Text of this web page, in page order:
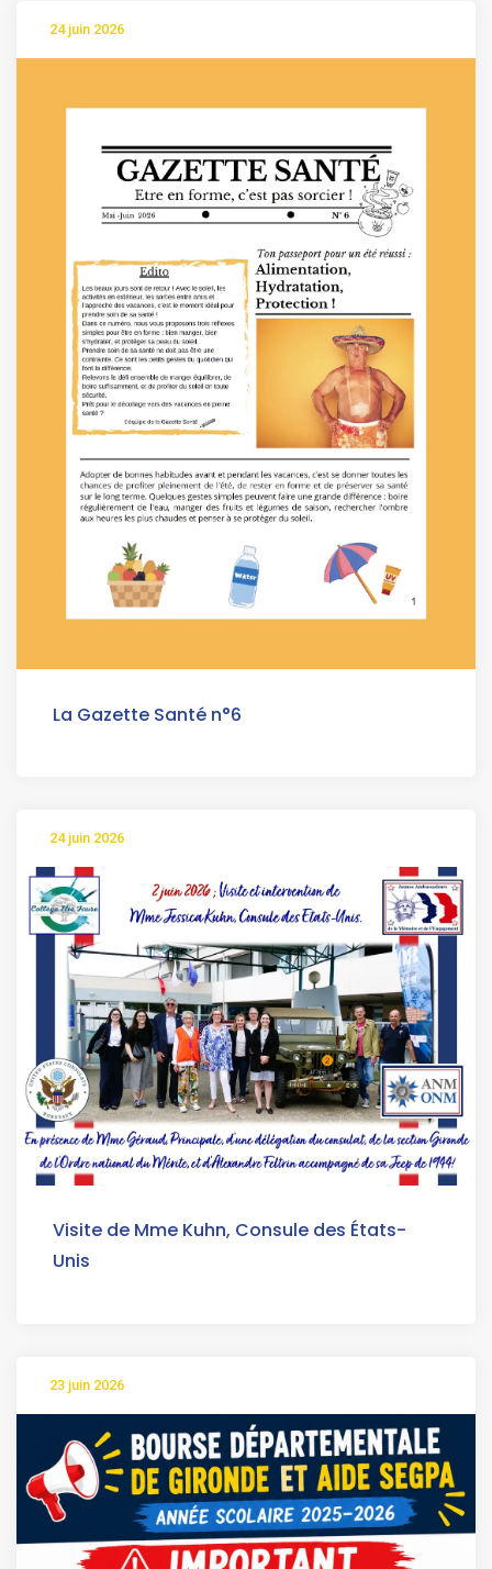
24 juin 2026
La Gazette Santé n°6
24 juin 2026
Visite de Mme Kuhn, Consule des États-
Unis
23 juin 2026